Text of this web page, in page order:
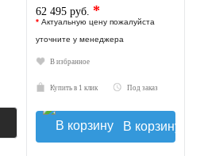
62 495 руб. *
* Актуальную цену пожалуйста
уточните у менеджера
В избранное
Купить в 1 клик Под заказ
В корзину